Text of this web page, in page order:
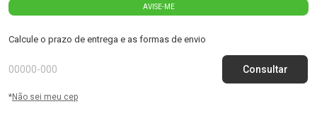
AVISE-ME
Calcule o prazo de entrega e as formas de envio
*Não sei meu cep